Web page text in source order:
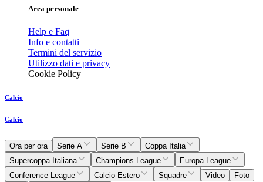
Area personale
Help e Faq
Info e contatti
Termini del servizio
Utilizzo dati e privacy
Cookie Policy
Calcio
Calcio
Ora per ora Serie A Serie B
Coppa Italia
Supercoppa Italiana
Champions League
Europa League
Conference League
Calcio Estero Squadre Video
Foto